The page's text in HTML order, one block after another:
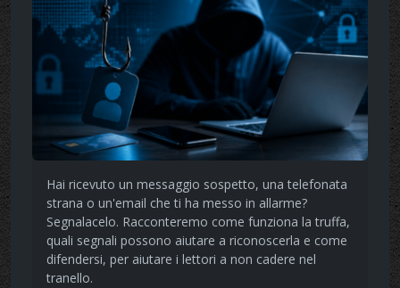
Hai ricevuto un messaggio sospetto, una telefonata
strana o un'email che ti ha messo in allarme?
Segnalacelo. Racconteremo come funziona la truffa,
quali segnali possono aiutare a riconoscerla e come
difendersi, per aiutare i lettori a non cadere nel
tranello.